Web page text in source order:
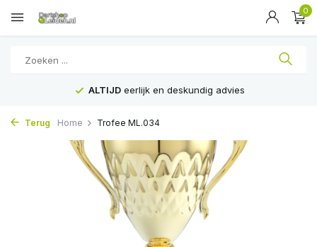
0
ALTIJD eerlijk en deskundig advies
Terug Home Trofee ML.034